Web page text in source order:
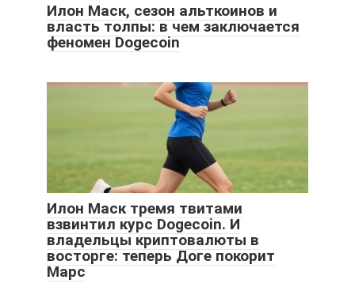
Илон Маск, сезон альткоинов и
власть толпы: в чем заключается
феномен Dogecoin
Илон Маск тремя твитами
взвинтил курс Dogecoin. И
владельцы криптовалюты в
восторге: теперь Доге покорит
Марс